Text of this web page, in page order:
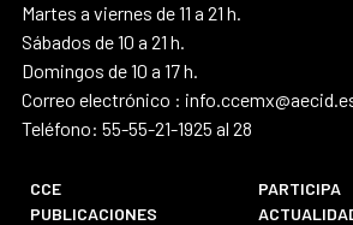
Martes a viernes de 11 a 21 h.
Sábados de 10 a 21 h.
Domingos de 10 a 17 h.
Correo electrónico :
Teléfono: 55-55-21-1925 al 28
CCE
PARTICIPA
PUBLICACIONES